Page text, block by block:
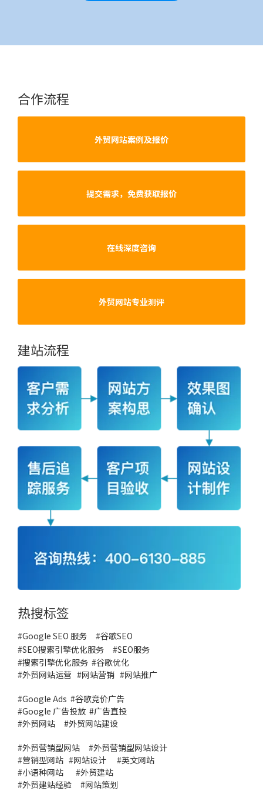
合作流程
外贸网站案例及报价
提交需求，免费获取报价
在线深度咨询
外贸网站专业测评
建站流程
热搜标签
#Google SEO 服务 #谷歌SEO
#SEO搜索引擎优化服务 #SEO服务
#搜索引擎优化服务 #谷歌优化
#外贸网站运营 #网站营销 #网站推广
#Google Ads #谷歌竞价广告
#Google 广告投放 #广告直投
#外贸网站 #外贸网站建设
#外贸营销型网站 #外贸营销型网站设计
#营销型网站 #网站设计 #英文网站
#小语种网站 #外贸建站
#外贸建站经验 #网站策划